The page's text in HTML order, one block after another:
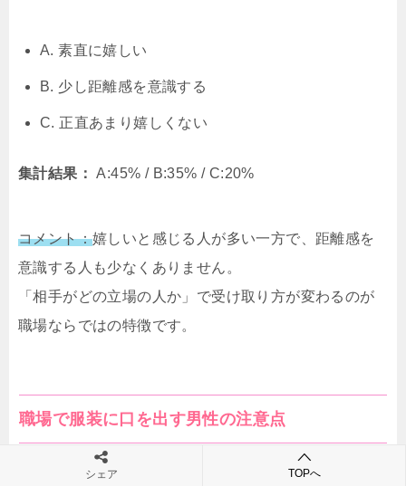
A. 素直に嬉しい
B. 少し距離感を意識する
C. 正直あまり嬉しくない
集計結果： A:45% / B:35% / C:20%
コメント：嬉しいと感じる人が多い一方で、距離感を
意識する人も少なくありません。
「相手がどの立場の人か」で受け取り方が変わるのが
職場ならではの特徴です。
職場で服装に口を出す男性の注意点
職場は公の場ですから、褒め言葉であっても受け取り
シェア TOPへ